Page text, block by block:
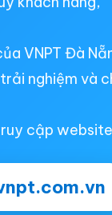
VNPT Đà
nghiệm và
cập